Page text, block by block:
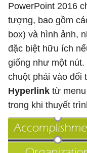
PowerPoint 2016
tượng, bao gồm
box) và hình ảnh,
đặc biệt hữu ích
giống như một
chuột phải vào đối
Hyperlink từ
trong khi thuyết